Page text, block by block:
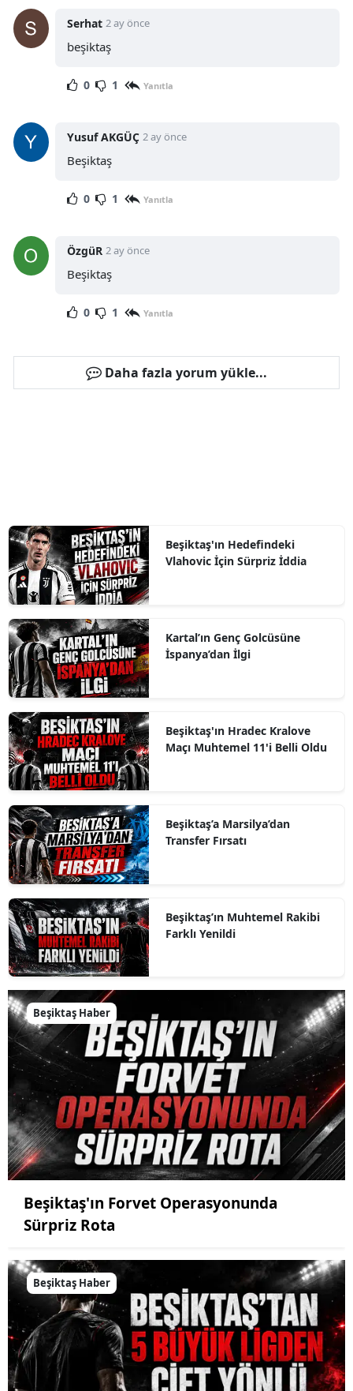
Serhat 2 ay önce
beşiktaş
0 1 Yanıtla
Yusuf AKGÜÇ 2 ay önce
Beşiktaş
0 1 Yanıtla
ÖzgüR 2 ay önce
Beşiktaş
0 1 Yanıtla
Daha fazla yorum yükle...
Beşiktaş'ın Hedefindeki
Vlahovic İçin Sürpriz İddia
Kartal’ın Genç Golcüsüne
İspanya’dan İlgi
Beşiktaş'ın Hradec Kralove
Maçı Muhtemel 11'i Belli Oldu
Beşiktaş’a Marsilya’dan
Transfer Fırsatı
Beşiktaş’ın Muhtemel Rakibi
Farklı Yenildi
Beşiktaş Haber
Beşiktaş'ın Forvet Operasyonunda
Sürpriz Rota
Beşiktaş Haber